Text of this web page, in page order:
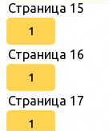
Страница 15
1
Страница 16
1
Страница 17
1